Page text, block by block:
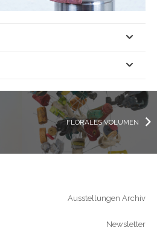
FLORALES VOLUMEN
Ausstellungen Archiv
Newsletter